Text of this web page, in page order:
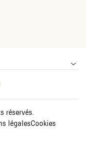
réservés.
légalesCookies